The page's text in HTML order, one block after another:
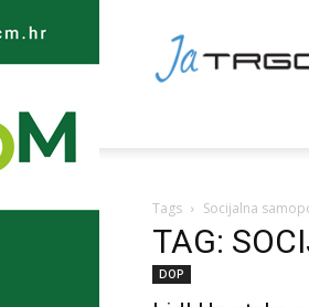
TRGOVAC
Tags Socijalna
TAG:
DOP